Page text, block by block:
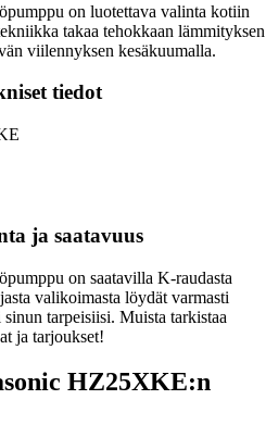
on luotettava valinta kotiin
takaa tehokkaan lämmityksen
viilennyksen kesäkuumalla.
tiedot
ja saatavuus
on saatavilla K-raudasta
valikoimasta löydät varmasti
tarpeisiisi. Muista tarkistaa
ja tarjoukset!
HZ25XKE:n